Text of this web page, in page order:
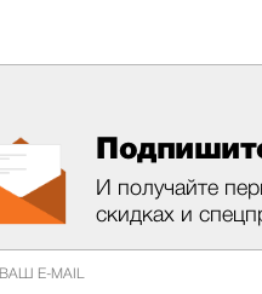
И получайте
скидках и